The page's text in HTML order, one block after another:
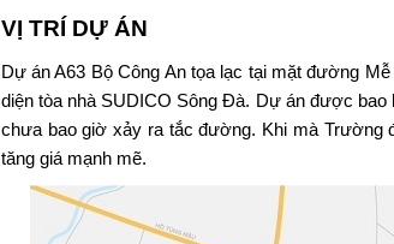
VỊ TRÍ DỰ ÁN
Dự ánA63 Bộ Công Antọa lạc tại mặt đường
diện tòa nhà SUDICO Sông Đà. Dự án được
chưa bao giờ xảy ra tắc đường. Khi mà Trường
tăng giá mạnh mẽ.